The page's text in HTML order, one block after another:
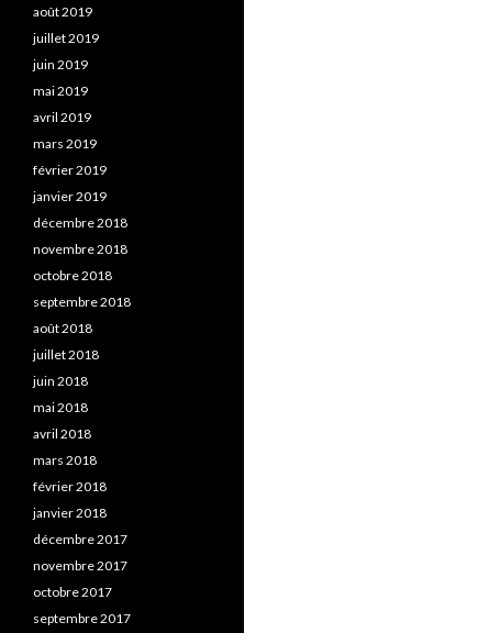
août 2019
juillet 2019
juin 2019
mai 2019
avril 2019
mars 2019
février 2019
janvier 2019
décembre 2018
novembre 2018
octobre 2018
septembre 2018
août 2018
juillet 2018
juin 2018
mai 2018
avril 2018
mars 2018
février 2018
janvier 2018
décembre 2017
novembre 2017
octobre 2017
septembre 2017